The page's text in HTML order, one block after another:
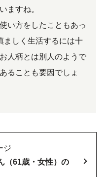
ますね。
い方をしたこともあっ
しく生活するには十
人柄とは別人のようで
ることも要因でしょ
ジ
（61歳・女性）の